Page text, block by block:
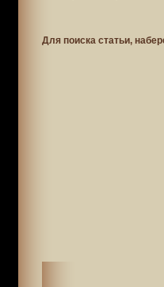
Для поиска статьи,